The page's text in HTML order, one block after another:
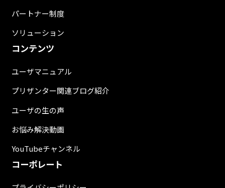
パートナー制度
ソリューション
コンテンツ
ユーザマニュアル
プリザンター関連ブログ紹介
ユーザの生の声
お悩み解決動画
YouTubeチャンネル
コーポレート